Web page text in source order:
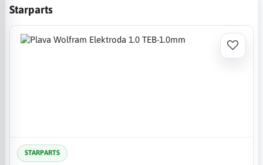
Starparts
STARPARTS